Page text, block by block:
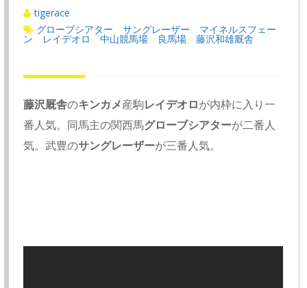
tigerace
グローブシアター
、サングレーザー マイネルスフェー
ン レイデオロ 、中山競馬場 良馬場 、藤沢和雄厩舎
藤沢厩舎のキンカメ産駒レイデオロが内枠に入り一
番人気。同馬主の関西馬グローブシアターが二番人
気。武豊のサングレーザーが三番人気。